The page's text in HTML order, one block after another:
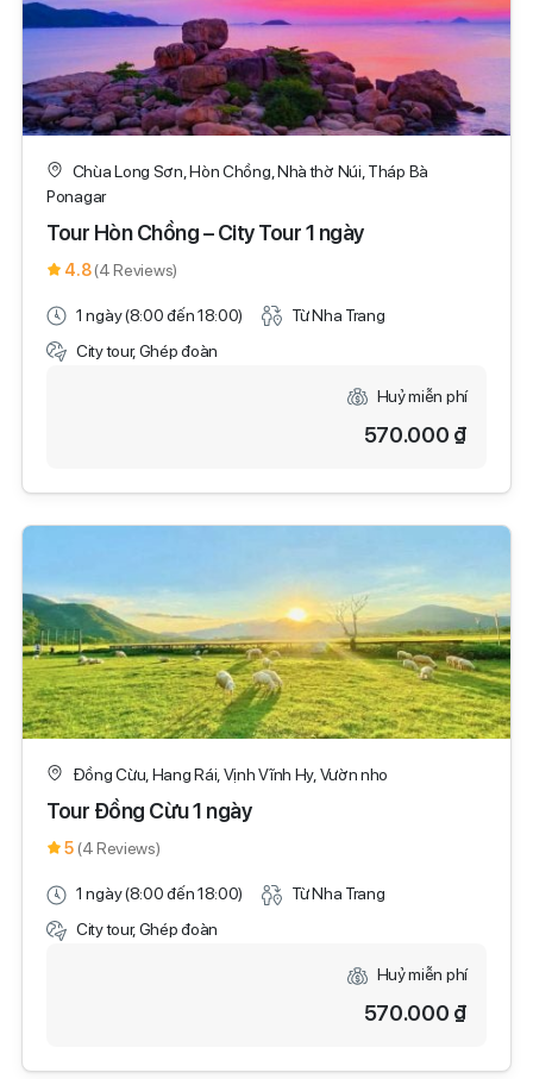
Chùa Long Sơn, Hòn Chồng, Nhà thờ Núi, Tháp Bà
Ponagar
Tour Hòn Chồng – City Tour 1 ngày
4.8(4 Reviews)
1 ngày (8:00 đến 18:00)
Từ Nha Trang
City tour, Ghép đoàn
Huỷ miễn phí
570.000 ₫
Đồng Cừu, Hang Rái, Vịnh Vĩnh Hy, Vườn nho
Tour Đồng Cừu 1 ngày
5 (4 Reviews)
1 ngày (8:00 đến 18:00)
Từ Nha Trang
City tour, Ghép đoàn
Huỷ miễn phí
570.000 ₫